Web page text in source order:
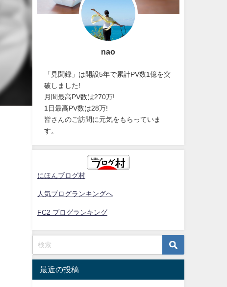
nao
「見聞録」は開設5年で累計PV数1億を突
破しました!
月間最高PV数は270万!
1日最高PV数は28万!
皆さんのご訪問に元気をもらっていま
す。
にほんブログ村
人気ブログランキングへ
FC2 ブログランキング
最近の投稿